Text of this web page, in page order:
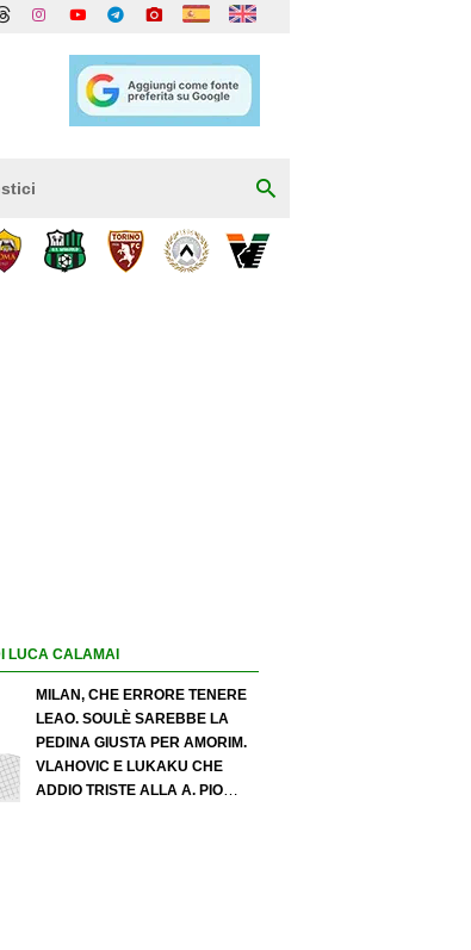
LUCA CALAMAI
MILAN, CHE ERRORE TENERE
LEAO. SOULÈ SAREBBE LA
PEDINA GIUSTA PER AMORIM.
VLAHOVIC E LUKAKU CHE
ADDIO TRISTE ALLA A. PIO